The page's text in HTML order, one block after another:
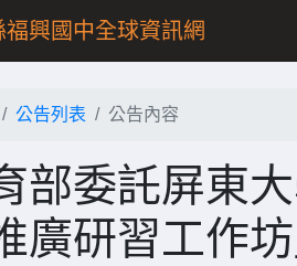
福興國中全球資訊網
公告列表 公告內容
部委託屏東
廣研習工作